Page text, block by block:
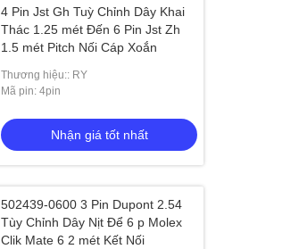
4 Pin Jst Gh Tuỳ Chỉnh Dây Khai
Thác 1.25 mét Đến 6 Pin Jst Zh
1.5 mét Pitch Nối Cáp Xoắn
Thương hiệu:: RY
Mã pin: 4pin
Nhận giá tốt nhất
502439-0600 3 Pin Dupont 2.54
Tùy Chỉnh Dây Nịt Để 6 p Molex
Clik Mate 6 2 mét Kết Nối